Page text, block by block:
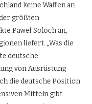
keine Waffen an
größten
Paweł Soloch an,
liefert. „Was die
deutsche
von Ausrüstung
die deutsche Position
Mitteln gibt